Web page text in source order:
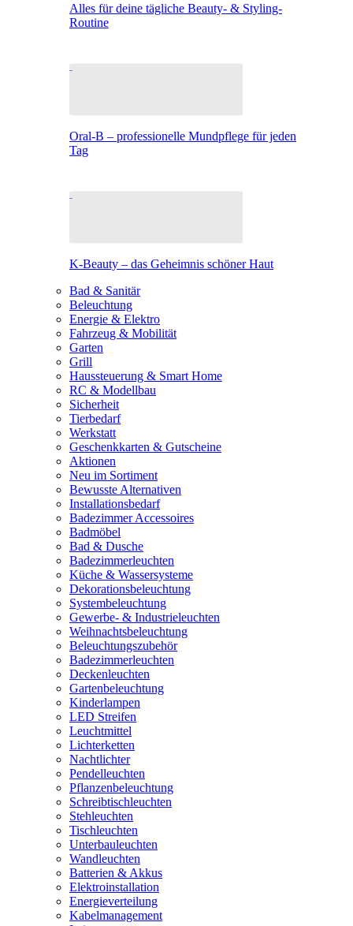
Alles für deine tägliche Beauty- & Styling-
Routine
Oral-B – professionelle Mundpflege für jeden
Tag
K-Beauty – das Geheimnis schöner Haut
Bad & Sanitär
Beleuchtung
Energie & Elektro
Fahrzeug & Mobilität
Garten
Grill
Haussteuerung & Smart Home
RC & Modellbau
Sicherheit
Tierbedarf
Werkstatt
Geschenkkarten & Gutscheine
Aktionen
Neu im Sortiment
Bewusste Alternativen
Installationsbedarf
Badezimmer Accessoires
Badmöbel
Bad & Dusche
Badezimmerleuchten
Küche & Wassersysteme
Dekorationsbeleuchtung
Systembeleuchtung
Gewerbe- & Industrieleuchten
Weihnachtsbeleuchtung
Beleuchtungszubehör
Badezimmerleuchten
Deckenleuchten
Gartenbeleuchtung
Kinderlampen
LED Streifen
Leuchtmittel
Lichterketten
Nachtlichter
Pendelleuchten
Pflanzenbeleuchtung
Schreibtischleuchten
Stehleuchten
Tischleuchten
Unterbauleuchten
Wandleuchten
Batterien & Akkus
Elektroinstallation
Energieverteilung
Kabelmanagement